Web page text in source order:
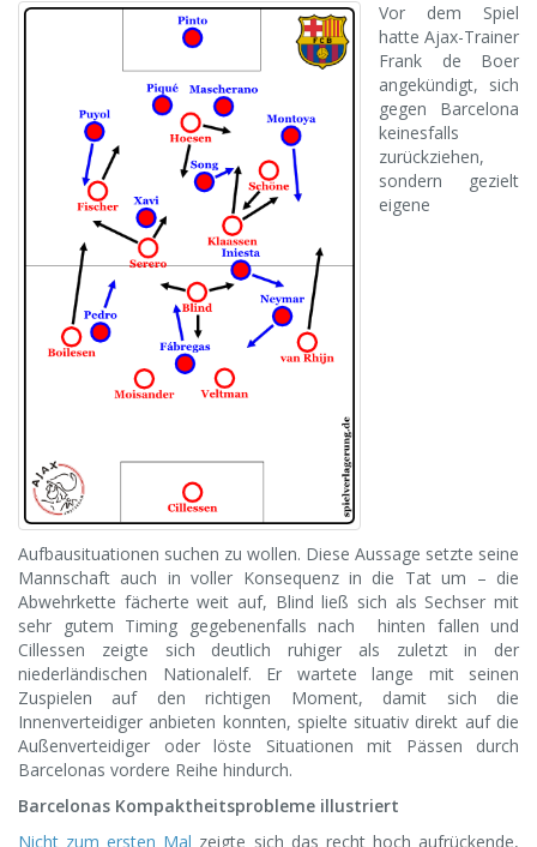
Vor dem Spiel
hatte Ajax-Trainer
Frank de Boer
angekündigt, sich
gegen Barcelona
keinesfalls
zurückziehen,
sondern gezielt
eigene
Aufbausituationen suchen zu wollen. Diese Aussage setzte seine
Mannschaft auch in voller Konsequenz in die Tat um – die
Abwehrkette fächerte weit auf, Blind ließ sich als Sechser mit
sehr gutem Timing gegebenenfalls nach hinten fallen und
Cillessen zeigte sich deutlich ruhiger als zuletzt in der
niederländischen Nationalelf. Er wartete lange mit seinen
Zuspielen auf den richtigen Moment, damit sich die
Innenverteidiger anbieten konnten, spielte situativ direkt auf die
Außenverteidiger oder löste Situationen mit Pässen durch
Barcelonas vordere Reihe hindurch.
Barcelonas Kompaktheitsprobleme illustriert
Nicht zum ersten Mal zeigte sich das recht hoch aufrückende,